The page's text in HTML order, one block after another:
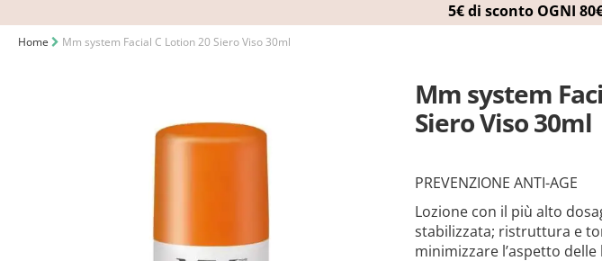
5€ di sconto OGNI
Home Mm system Facial C Lotion 20 Siero Viso 30ml
Mm system
Siero Viso 30ml
PREVENZIONE ANTI-AGE
Lozione con il più alto
stabilizzata; ristruttura e
minimizzare l’aspetto